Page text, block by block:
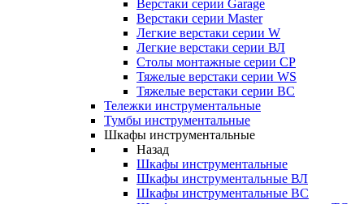
Верстаки серии Garage
Верстаки серии Master
Легкие верстаки серии W
Легкие верстаки серии ВЛ
Столы монтажные серии СР
Тяжелые верстаки серии WS
Тяжелые верстаки серии ВС
Тележки инструментальные
Тумбы инструментальные
Шкафы инструментальные
Назад
Шкафы инструментальные
Шкафы инструментальные ВЛ
Шкафы инструментальные ВС